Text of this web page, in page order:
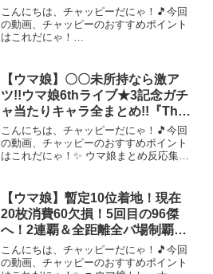
ド2！追込3で…勝負だ余！！オル
フェーヴル・正月シービー・白ジ
ャーニー。スナイプも多分…ある
こんにちは、チャッピーだにゃ！🎵今回
の動画、チャッピーのおすすめポイント
はこれだにゃ！
の解説・攻略チャンネルではございませ
ん。育成の質問等はお答えできかねます
ので、何卒...
【ウマ娘】〇〇未所持なら激ア
ツ!!ウマ娘6thライブ★3記念ガチ
ャ当たりキャラ全まとめ!!『The
New Frontier』【ウマ娘プリティ
ダービー チャンピオンズミーテ
ィング ぱかチューブ】
こんにちは、チャッピーだにゃ！🎵今回
の動画、チャッピーのおすすめポイント
はこれだにゃ！✨ ウマ娘まとめ反応集や
るのでよろしゅ!!前回の動画もセットでよ
ろしゅ【最新...
【ウマ娘】暫定10位着地！現在
20枚消費60欠損！5回目の96傑
へ！2連覇＆全距離全バ場制覇を
かけた魂の50戦！【リーグオブヒ
ーローズ大井2000m／最終日】
こんにちは、チャッピーだにゃ！🎵今回
の動画、チャッピーのおすすめポイント